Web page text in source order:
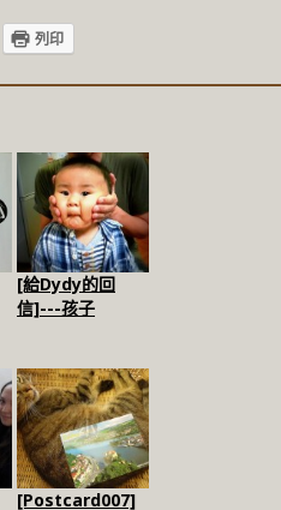
列印
[給Dydy的回
信]---孩子
[Postcard007]